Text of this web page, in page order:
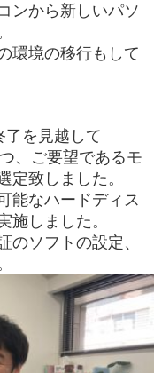
ンから新しいパソ
環境の移行もして
了を見越して
、ご要望であるモ
定致しました。
能なハードディス
施しました。
のソフトの設定、